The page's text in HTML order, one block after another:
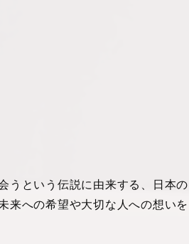
うという伝説に由来する、日本の
来への希望や大切な人への想いを